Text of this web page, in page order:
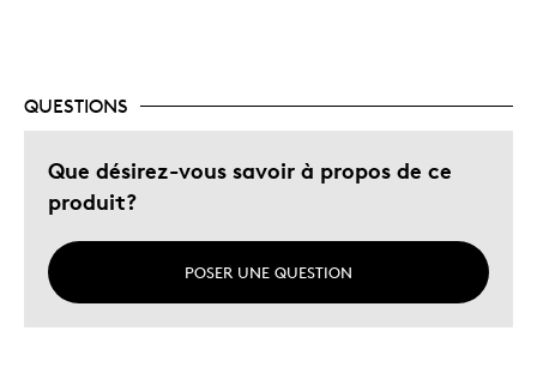
QUESTIONS
Que désirez-vous savoir à propos de ce
produit?
POSER UNE QUESTION